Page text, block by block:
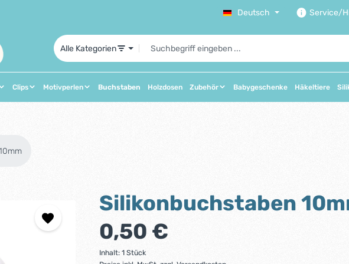
Deutsch Service/
Alle Kategorien
Clips Motivperlen Buchstaben Holzdosen Zubehör Babygeschenke Häkeltiere
Silikonbuchstaben
Regulärer Preis:
0,50 €
Inhalt:1 Stück